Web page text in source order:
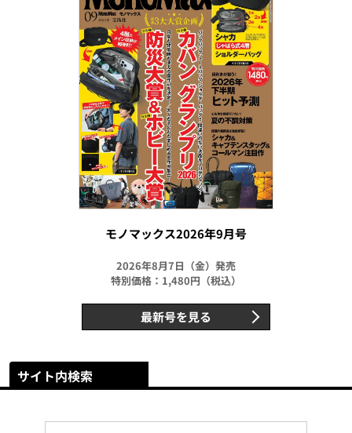
モノマックス2026年9月号
2026年8月7日（金）発売
特別価格：1,480円（税込）
最新号を見る
サイト内検索